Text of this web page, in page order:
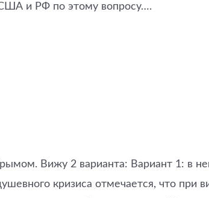
и РФ по этому вопросу….
Вижу 2 варианта: Вариант 1: в
кризиса отмечается, что при